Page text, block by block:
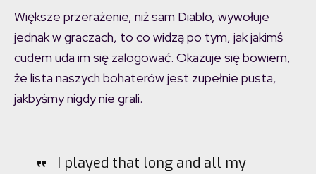
Większe przerażenie, niż sam Diablo, wywołuje
jednak w graczach, to co widzą po tym, jak jakimś
cudem uda im się zalogować. Okazuje się bowiem,
że lista naszych bohaterów jest zupełnie pusta,
jakbyśmy nigdy nie grali.
I played that long and all my